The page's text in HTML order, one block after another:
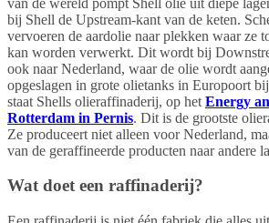
bij Shell de Upstream-kant van de keten.
vervoeren de aardolie naar plekken waar ze
kan worden verwerkt. Dit wordt bij
ook naar Nederland, waar de olie wordt
opgeslagen in grote olietanks in Europoort
staat Shells olieraffinaderij, op het Energy
Rotterdam in Pernis. Dit is de grootste
Ze produceert niet alleen voor Nederland,
van de geraffineerde producten naar andere
Wat doet een raffinaderij?